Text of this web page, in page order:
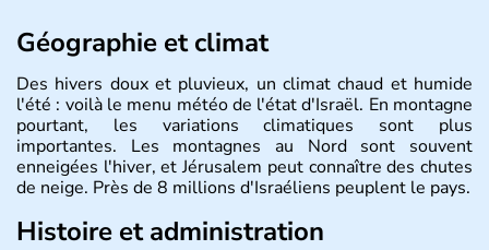
Géographie et climat
Des hivers doux et pluvieux, un climat chaud et humide
l'été : voilà le menu météo de l'état d'Israël. En montagne
pourtant, les variations climatiques sont plus
importantes. Les montagnes au Nord sont souvent
enneigées l'hiver, et Jérusalem peut connaître des chutes
de neige. Près de 8 millions d'Israéliens peuplent le pays.
Histoire et administration